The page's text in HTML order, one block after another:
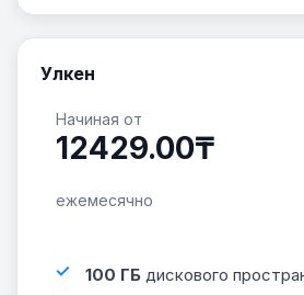
Улкен
100 ГБ дискового
Начиная от
12429.00₸
ежемесячно